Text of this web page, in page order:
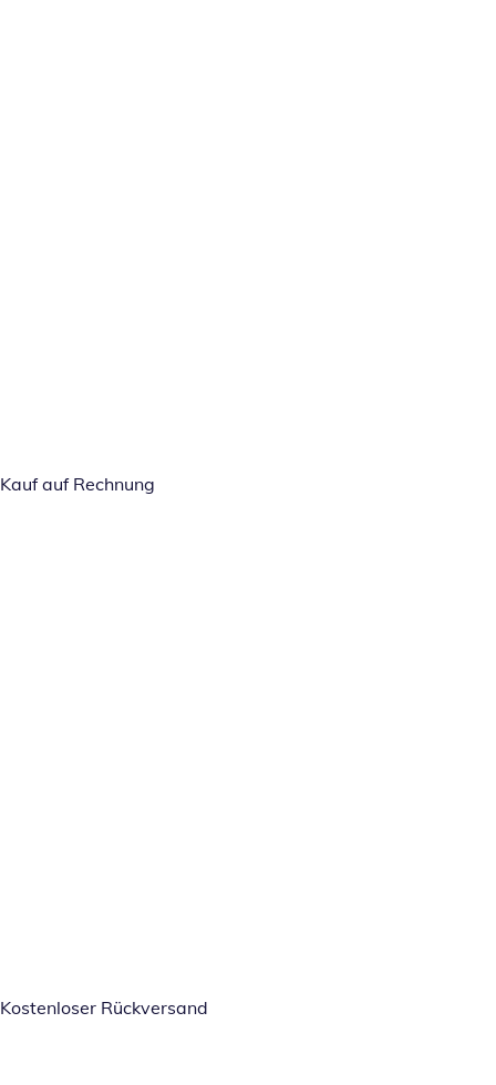
Kauf auf Rechnung
Kostenloser Rückversand